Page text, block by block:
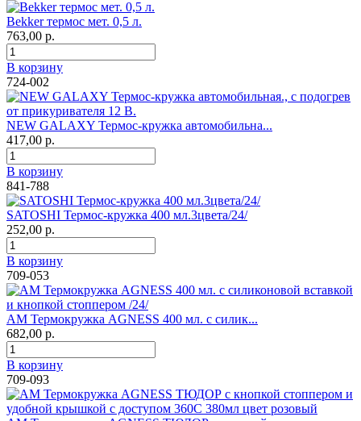
Bekker термос мет. 0,5 л.
763,00 р.
В корзину
724-002
NEW GALAXY Термос-кружка автомобильна...
417,00 р.
В корзину
841-788
SATOSHI Термос-кружка 400 мл.3цвета/24/
252,00 р.
В корзину
709-053
АМ Термокружка AGNESS 400 мл. с силик...
682,00 р.
В корзину
709-093